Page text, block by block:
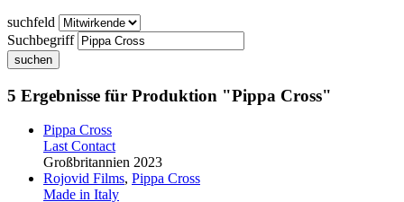
suchfeld
Suchbegriff
suchen
5 Ergebnisse für Produktion "Pippa Cross"
Pippa Cross
Last Contact
Großbritannien 2023
Rojovid Films, Pippa Cross
Made in Italy